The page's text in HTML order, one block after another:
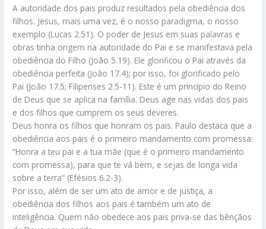
A autoridade dos pais produz resultados pela obediência dos
filhos. Jesus, mais uma vez, é o nosso paradigma, o nosso
exemplo (Lucas 2.51). O poder de Jesus em suas palavras e
obras tinha origem na autoridade do Pai e se manifestava pela
obediência do Filho (João 5.19). Ele glorificou o Pai através da
obediência perfeita (João 17.4); por isso, foi glorificado pelo
Pai (João 17.5; Filipenses 2.5-11). Este é um princípio do Reino
de Deus que se aplica na família. Deus age nas vidas dos pais
e dos filhos que cumprem os seus deveres.
Deus honra os filhos que honram os pais. Paulo destaca que a
obediência aos pais é o primeiro mandamento com promessa:
“Honra a teu pai e a tua mãe (que é o primeiro mandamento
com promessa), para que te vá bem, e sejas de longa vida
sobre a terra” (Efésios 6.2-3).
Por isso, além de ser um ato de amor e de justiça, a
obediência dos filhos aos pais é também um ato de
inteligência. Quem não obedece aos pais priva-se das bênçãos